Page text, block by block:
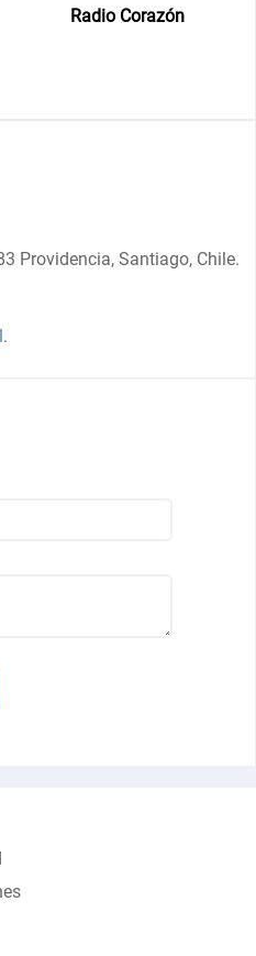
Radio Corazón
Providencia, Santiago, Chile.
.